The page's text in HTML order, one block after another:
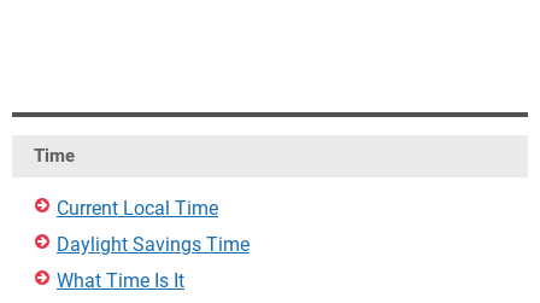
Time
Current Local Time
Daylight Savings Time
What Time Is It